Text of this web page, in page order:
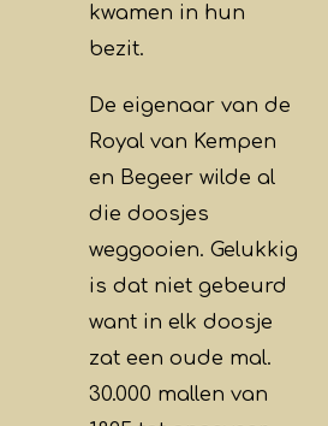
kwamen in hun
bezit.
De eigenaar van de
Royal van Kempen
en Begeer wilde al
die doosjes
weggooien. Gelukkig
is dat niet gebeurd
want in elk doosje
zat een oude mal.
30.000 mallen van